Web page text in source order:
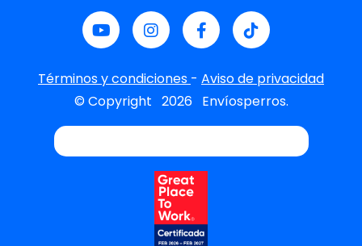
Términos y condiciones - Aviso de privacidad
© Copyright 2026 Envíosperros.